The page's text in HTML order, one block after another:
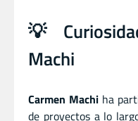
💡
Machi
Carmen Machi ha
de proyectos a lo